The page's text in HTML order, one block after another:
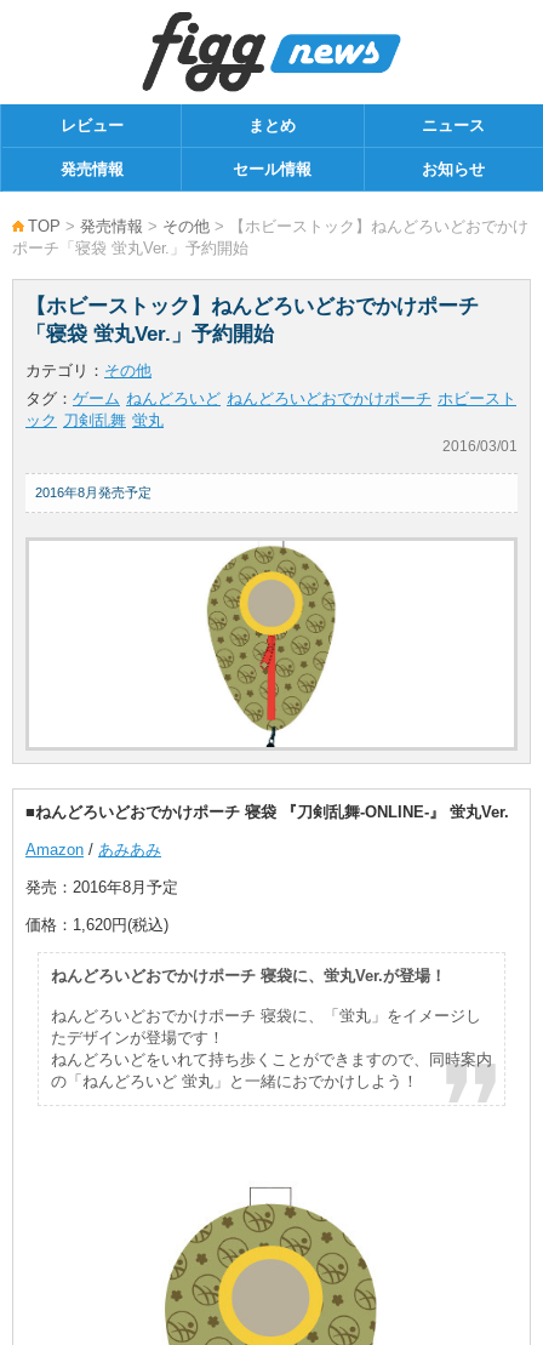
レビュー まとめ ニュース
発売情報 セール情報 お知らせ
TOP > 発売情報 > その他 > 【ホビーストック】ねんどろいどおでかけ
ポーチ「寝袋 蛍丸Ver.」予約開始
【ホビーストック】ねんどろいどおでかけポーチ
「寝袋 蛍丸Ver.」予約開始
カテゴリ： その他
タグ： ゲーム ねんどろいど ねんどろいどおでかけポーチ ホビースト
ック 刀剣乱舞 蛍丸
2016/03/01
2016年8月発売予定
■ねんどろいどおでかけポーチ 寝袋 『刀剣乱舞-ONLINE-』 蛍丸Ver.
Amazon / あみあみ
発売：2016年8月予定
価格：1,620円(税込)
ねんどろいどおでかけポーチ 寝袋に、蛍丸Ver.が登場！
ねんどろいどおでかけポーチ 寝袋に、「蛍丸」をイメージし
たデザインが登場です！
ねんどろいどをいれて持ち歩くことができますので、同時案内
の「ねんどろいど 蛍丸」と一緒におでかけしよう！